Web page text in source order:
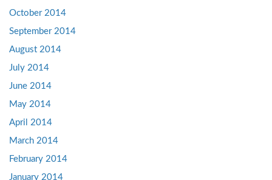
October 2014
September 2014
August 2014
July 2014
June 2014
May 2014
April 2014
March 2014
February 2014
January 2014